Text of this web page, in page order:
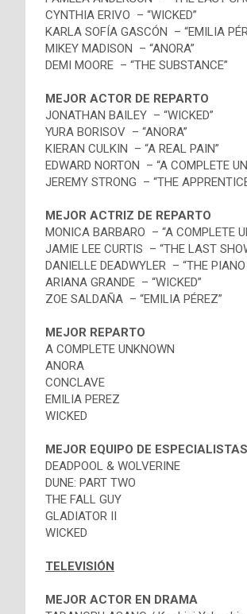
CYNTHIA ERIVO – “WICKED”
KARLA SOFÍA GASCÓN – “EMILIA
MIKEY MADISON – “ANORA”
DEMI MOORE – “THE SUBSTANCE”
MEJOR ACTOR DE REPARTO
JONATHAN BAILEY – “WICKED”
YURA BORISOV – “ANORA”
KIERAN CULKIN – “A REAL PAIN”
EDWARD NORTON – “A COMPLETE
JEREMY STRONG – “THE
MEJOR ACTRIZ DE REPARTO
MONICA BARBARO – “A COMPLETE
JAMIE LEE CURTIS – “THE LAST
DANIELLE DEADWYLER – “THE PIANO
ARIANA GRANDE – “WICKED”
ZOE SALDAÑA – “EMILIA PÉREZ”
MEJOR REPARTO
A COMPLETE UNKNOWN
ANORA
CONCLAVE
EMILIA PEREZ
WICKED
MEJOR EQUIPO DE ESPECIALISTAS
DEADPOOL & WOLVERINE
DUNE: PART TWO
THE FALL GUY
GLADIATOR II
WICKED
TELEVISIÓN
MEJOR ACTOR EN DRAMA